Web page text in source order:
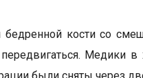
кости со
Медики в
были сняты через